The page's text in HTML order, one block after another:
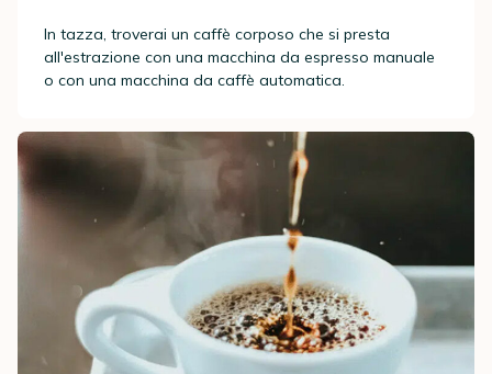
In tazza, troverai un caffè corposo che si presta
all'estrazione con una macchina da espresso manuale
o con una macchina da caffè automatica.